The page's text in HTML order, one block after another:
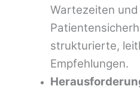
Wartezeiten
strukturierte,
Empfehlungen.